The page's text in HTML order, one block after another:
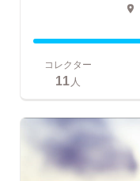
コレクター
11 人